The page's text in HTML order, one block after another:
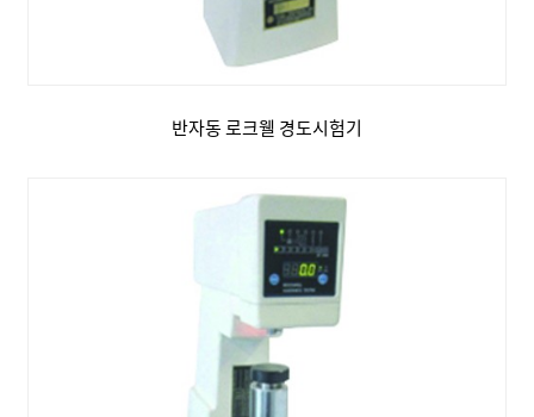
반자동 로크웰 경도시험기